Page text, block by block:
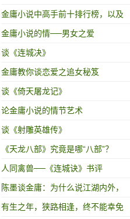
金庸小说中高手前十排行榜，以及
武功秘籍排行榜!
金庸小说的情──男女之爱
谈《连城决》
金庸教你谈恋爱之追女秘笈
谈《倚天屠龙记》
论金庸小说的情节艺术
谈《射雕英雄传》
《天龙八部》究竟是哪“八部”？
人同禽兽──《连城诀》书评
陈墨谈金庸：为什么说江湖内外，
金庸都是个传奇？
有生之年，狭路相逢，终不能幸免